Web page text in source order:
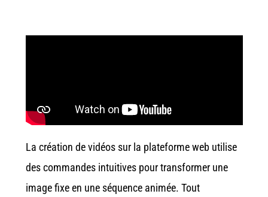
La création de vidéos sur la plateforme web utilise
des commandes intuitives pour transformer une
image fixe en une séquence animée. Tout